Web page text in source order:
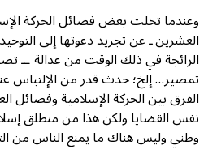
وعندما تخلت بعض فصائل الحركة
العشرين ـ عن تجريد دعوتها إلى
الرائجة في ذلك الوقت من عدالة ــ
تمصير… إلخ؛ حدث قدر من الإلتباس
الفرق بين الحركة الإسلامية وفصائل
نفس القضايا ولكن هذا من منطلق
وطني وليس هناك ما يمنع الناس من